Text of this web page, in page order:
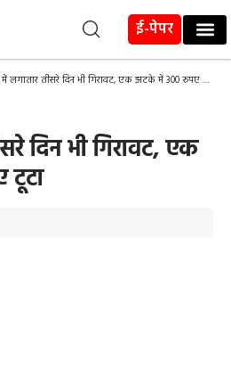
ई-पेपर
लगातार तीसरे दिन भी गिरावट, एक झटके में 300 रुपए टूटा
दिन भी गिरावट, एक